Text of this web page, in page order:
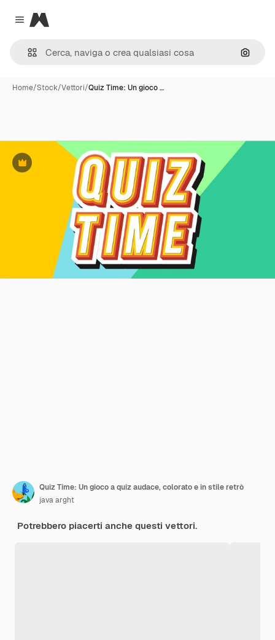
Close menu
Magnific
Cerca
Home/Stock/Vettori/Quiz Time: Un gioco …
Premium
Quiz Time: Un gioco a quiz audace, colorato e in stile retrò
java arght
Potrebbero piacerti anche questi vettori.